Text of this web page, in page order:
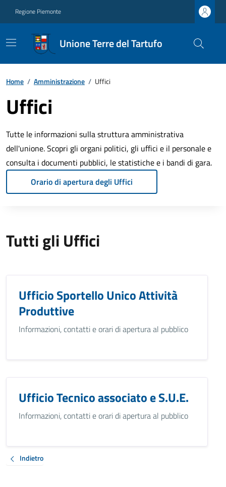
Regione Piemonte
Unione Terre del Tartufo
Home / Amministrazione / Uffici
Uffici
Tutte le informazioni sulla struttura amministrativa
dell'unione. Scopri gli organi politici, gli uffici e il personale e
consulta i documenti pubblici, le statistiche e i bandi di gara.
Orario di apertura degli Uffici
Tutti gli Uffici
Ufficio Sportello Unico Attività
Produttive
Informazioni, contatti e orari di apertura al pubblico
Ufficio Tecnico associato e S.U.E.
Informazioni, contatti e orari di apertura al pubblico
Indietro